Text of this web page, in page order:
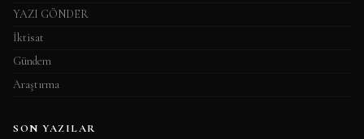
YAZI GÖNDER
İktisat
Gündem
Araştırma
SON YAZILAR